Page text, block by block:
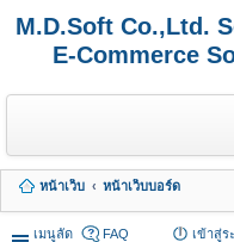
M.D.Soft Co.,Ltd.
E-Commerce
หน้าเว็บ
หน้าเว็บบอร์ด
เมนูลัด
FAQ
เข้าสู่ร